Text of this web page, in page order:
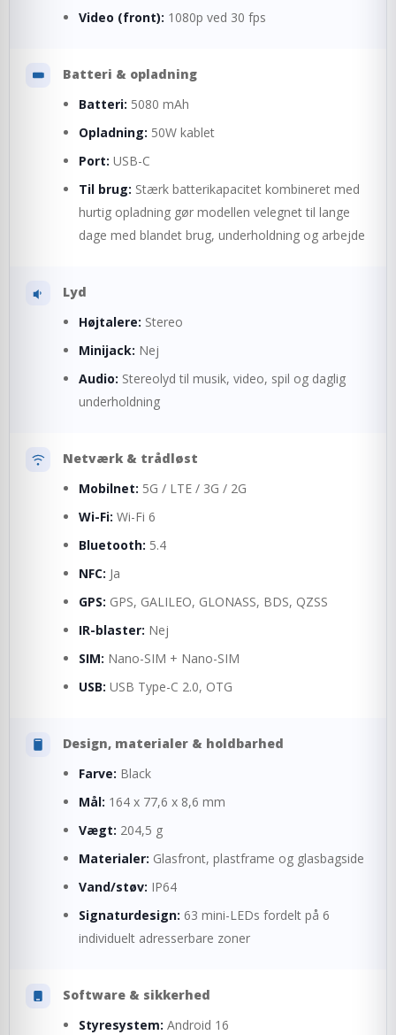
Video (front): 1080p ved 30 fps
Batteri & opladning
Batteri: 5080 mAh
Opladning: 50W kablet
Port: USB-C
Til brug: Stærk batterikapacitet kombineret med
hurtig opladning gør modellen velegnet til lange
dage med blandet brug, underholdning og arbejde
Lyd
Højtalere: Stereo
Minijack: Nej
Audio: Stereolyd til musik, video, spil og daglig
underholdning
Netværk & trådløst
Mobilnet: 5G / LTE / 3G / 2G
Wi-Fi: Wi-Fi 6
Bluetooth: 5.4
NFC: Ja
GPS: GPS, GALILEO, GLONASS, BDS, QZSS
IR-blaster: Nej
SIM: Nano-SIM + Nano-SIM
USB: USB Type-C 2.0, OTG
Design, materialer & holdbarhed
Farve: Black
Mål: 164 x 77,6 x 8,6 mm
Vægt: 204,5 g
Materialer: Glasfront, plastframe og glasbagside
Vand/støv: IP64
Signaturdesign: 63 mini-LEDs fordelt på 6
individuelt adresserbare zoner
Software & sikkerhed
Styresystem: Android 16